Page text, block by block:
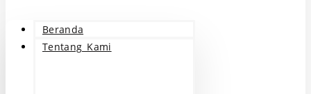
Beranda
Tentang Kami